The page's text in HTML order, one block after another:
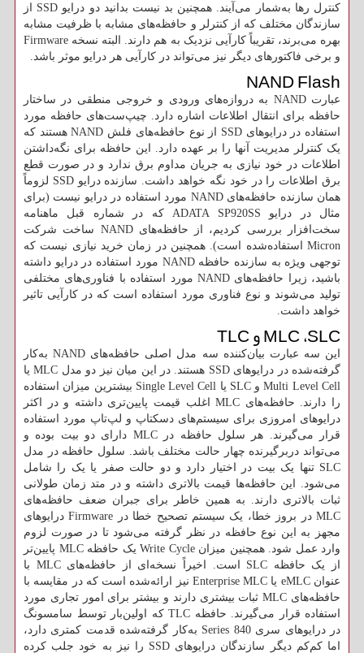
کنترل رها به‌شمار می‌آیند. همچنین بد نیست بدانید دو درایو SSD از
سازندگان مختلف که از کنترلر و حافظه‌های مشابه با ظرفیت مشابه
بهره می‌برند، تقریباً کارآیی نزدیک به هم دارند. البته نسخه Firmware
و برخی فاکتورهای دیگر نیز می‌تواند در کارآیی هر درایو موثر باشد.
NAND Flash
عبارت NAND به دروازه‌های ورودی و خروجی منطقی در ساختار
حافظه برای انتقال اطلاعات اشاره دارد. چیپ‌ست‌های حافظه مورد
استفاده در درایوهای SSD از نوع حافظه‌های فلش NAND هستند که
یک کنترلر مدیریت آنها را بر عهده دارد. این حافظه برای نگه‌داشتن
اطلاعات در خود نیازی به جریان مداوم برق ندارد و در صورت قطع
برق اطلاعات را در خود نگه خواهد داشت. سازنده درایو SSD لزوماً
همان سازنده حافظه‌های NAND مورد استفاده در درایو نیست (برای
مثال در درایو ADATA SP920SS که در شماره قبل ماهنامه
سخت‌افزار بررسی کردیم، از حافظه‌های NAND ساخت شرکت
Micron استفاده‌شده است). همچنین در زمان خرید نیازی نیست که
توجهی ویژه به سازنده حافظه NAND مورد استفاده در درایو داشته
باشید، زیرا حافظه‌های NAND مورد استفاده با فناوری‌های مختلفی
تولید می‌شوند و نوع فناوری مورد استفاده است که در کارآیی تاثیر
خواهد داشت.
MLC ،SLC و TLC
این سه عبارت بیان‌کننده سه مدل اصلی حافظه‌های NAND به‌کار
گرفته‌شده در درایوهای SSD هستند. در این میان نیز دو مدل MLC یا
Multi Level Cell و SLC یا Single Level Cell بیشترین میزان استفاده
را دارند. حافظه‌های MLC اغلب قیمت پایین‌تری داشته و در اکثر
درایوهای امروزی برای سیستم‌های دسکتاپ و لپ‌تاپ مورد استفاده
قرار می‌گیرند. هر سلول حافظه در MLC دارای دو بیت بوده و
می‌تواند دربرگیرنده چهار حالت مختلف باشد. سلول حافظه در مدل
SLC تنها یک بیت در اختیار دارد و دو حالت صفر یا یک را شامل
می‌شود. این حافظه‌ها قیمت بالاتری داشته و در متد زمان طولانی
ثبات بالاتری دارند. به همین خاطر برای جبران ضعف حافظه‌های
MLC در بروز خطا، یک سیستم تصحیح خطا در Firmware درایوهای
مجهز به این نوع حافظه در نظر گرفته می‌شود تا در صورت لزوم
وارد عمل شود. همچنین میزان Write Cycle یک حافظه MLC پایین‌تر
از یک حافظه SLC است. اخیراً نسخه‌ای از حافظه‌های MLC با
عنوان eMLC یا Enterprise MLC نیز ارائه‌شده است که در مقایسه با
حافظه‌های MLC ثبات بیشتری دارند و بیشتر برای امور تجاری مورد
استفاده قرار می‌گیرند. حافظه TLC که اولین‌بار توسط سامسونگ
در درایوهای سری 840 Series به‌کار گرفته‌شده قدمت کمتری دارد،
اما کم‌کم دیگر سازندگان درایوهای SSD را نیز به خود جلب کرده